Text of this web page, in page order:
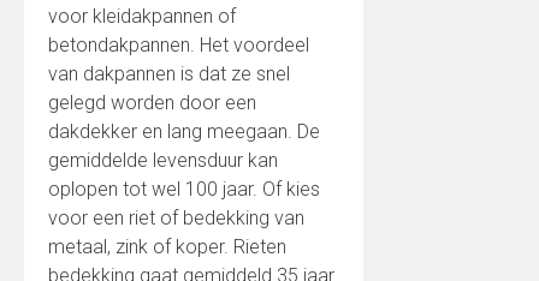
voor kleidakpannen of
betondakpannen. Het voordeel
van dakpannen is dat ze snel
gelegd worden door een
dakdekker en lang meegaan. De
gemiddelde levensduur kan
oplopen tot wel 100 jaar. Of kies
voor een riet of bedekking van
metaal, zink of koper. Rieten
bedekking gaat gemiddeld 35 jaar